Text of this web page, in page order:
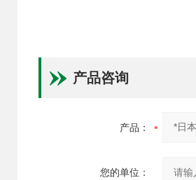
产品咨询
产品：
您的单位：